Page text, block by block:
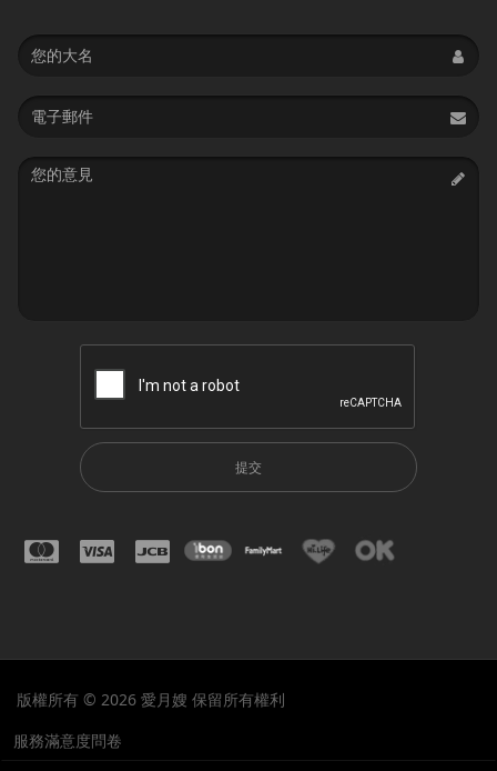
Name
Email
address
Message
提交
版權所有 © 2026 愛月嫂 保留所有權利
服務滿意度問卷